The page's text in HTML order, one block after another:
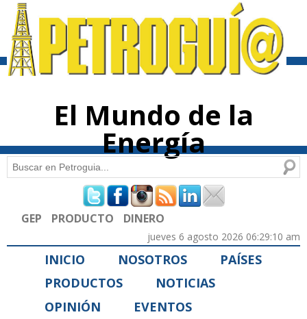
contenido
El Mundo de la
Energía
Formulario de búsqueda
Buscar
GEP PRODUCTO DINERO
jueves 6 agosto 2026 06:29:10 am
INICIO NOSOTROS
PAÍSES
PRODUCTOS
NOTICIAS
OPINIÓN
EVENTOS